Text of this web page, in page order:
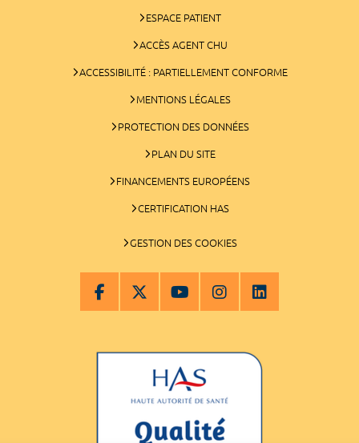
ESPACE PATIENT
ACCÈS AGENT CHU
ACCESSIBILITÉ : PARTIELLEMENT CONFORME
MENTIONS LÉGALES
PROTECTION DES DONNÉES
PLAN DU SITE
FINANCEMENTS EUROPÉENS
CERTIFICATION HAS
GESTION DES COOKIES